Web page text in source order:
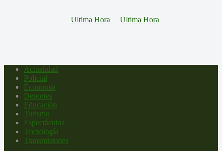
Actualidad
Policial
Economía
Deportes
Educación
Turismo
Espectáculos
Tecnología
Transmisiones